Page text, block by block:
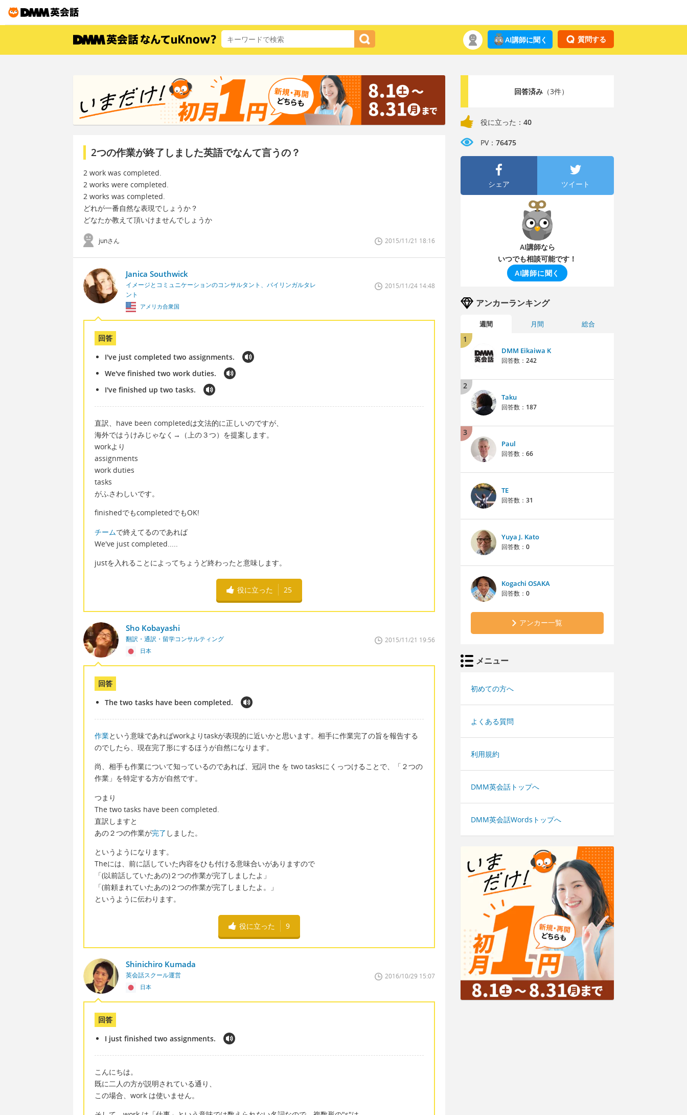
質問する
AI講師に聞く
2つの作業が終了しました英語でなんて言うの？
2 work was completed.
2 works were completed.
2 works was completed.
どれが一番自然な表現でしょうか？
どなたか教えて頂いけませんでしょうか
junさん 2015/11/21 18:16
Janica Southwick
イメージとコミュニケーションのコンサルタント、バイリンガルタレ
ント
アメリカ合衆国
2015/11/24 14:48
回答
I've just completed two assignments.
We've finished two work duties.
I've finished up two tasks.
直訳、have been completedは文法的に正しいのですが、
海外ではうけみじゃなく→（上の３つ）を提案します。
workより
assignments
work duties
tasks
がふさわしいです。
finishedでもcompletedでもOK!
チームで終えてるのであれば
We've just completed.....
justを入れることによってちょうど終わったと意味します。
役に立った 25
Sho Kobayashi
翻訳・通訳・留学コンサルティング
日本
2015/11/21 19:56
回答
The two tasks have been completed.
作業という意味であればworkよりtaskが表現的に近いかと思います。相手に作業完了の旨を報告する
のでしたら、現在完了形にするほうが自然になります。
尚、相手も作業について知っているのであれば、冠詞 the を two tasksにくっつけることで、「２つの
作業」を特定する方が自然です。
つまり
The two tasks have been completed.
直訳しますと
あの２つの作業が完了 しました。
というようになります。
Theには、前に話していた内容をひも付ける意味合いがありますので
「(以前話していたあの)２つの作業が完了しましたよ」
「(前頼まれていたあの)２つの作業が完了しましたよ。」
というように伝わります。
役に立った 9
Shinichiro Kumada
英会話スクール運営
日本
2016/10/29 15:07
回答
I just finished two assignments.
こんにちは。
既に二人の方が説明されている通り、
この場合、work は使いません。
回答済み（3件）
役に立った： 40
PV： 76475
シェア ツイート
AI講師なら
いつでも相談可能です！
AI講師に聞く
アンカーランキング
週間 月間 総合
1
DMM Eikaiwa K
回答数： 242
2
Taku
回答数： 187
3
Paul
回答数： 66
TE
回答数： 31
Yuya J. Kato
回答数： 0
Kogachi OSAKA
回答数： 0
アンカー一覧
メニュー
初めての方へ
よくある質問
利用規約
DMM英会話トップへ
DMM英会話Wordsトップへ